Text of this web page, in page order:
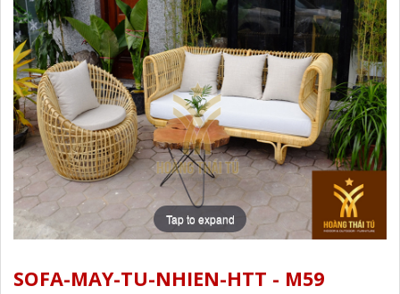
Tap to expand
SOFA-MAY-TU-NHIEN-HTT - M59